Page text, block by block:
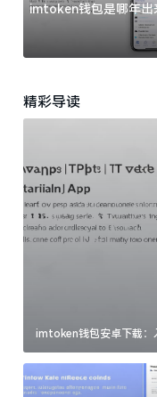
imtoken钱包是哪年出
一文给你说清楚
精彩导读
imtoken钱包安卓下载：